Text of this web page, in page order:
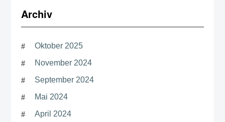
Archiv
Oktober 2025
November 2024
September 2024
Mai 2024
April 2024